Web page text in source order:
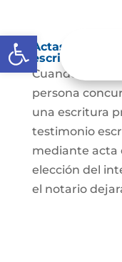
Abrir barra de
Actas de
escritura
Cuando se
persona
una escritura
testimonio
mediante acta
elección del
el notario